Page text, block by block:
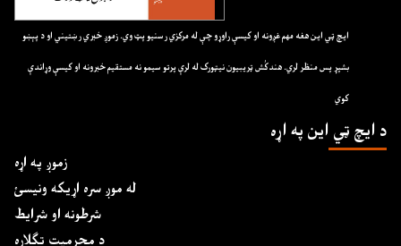
ايچ ټي اين هغه مهم غږونه او کيسې راوړو چې له مرکزي رسنيو پټ وي. زموږ خبري رښتيني او د پېښو
بشپړ پس منظر لري. هندکُش ټريبيون نيټورک له لرې پرتو سيمو نه مستقيم خبرونه او کيسې وړاندې
کوي
د ايچ ټي اين په اړه
زموږ په اړه
له موږ سره اړیکه ونیسئ
شرطونه او شرایط